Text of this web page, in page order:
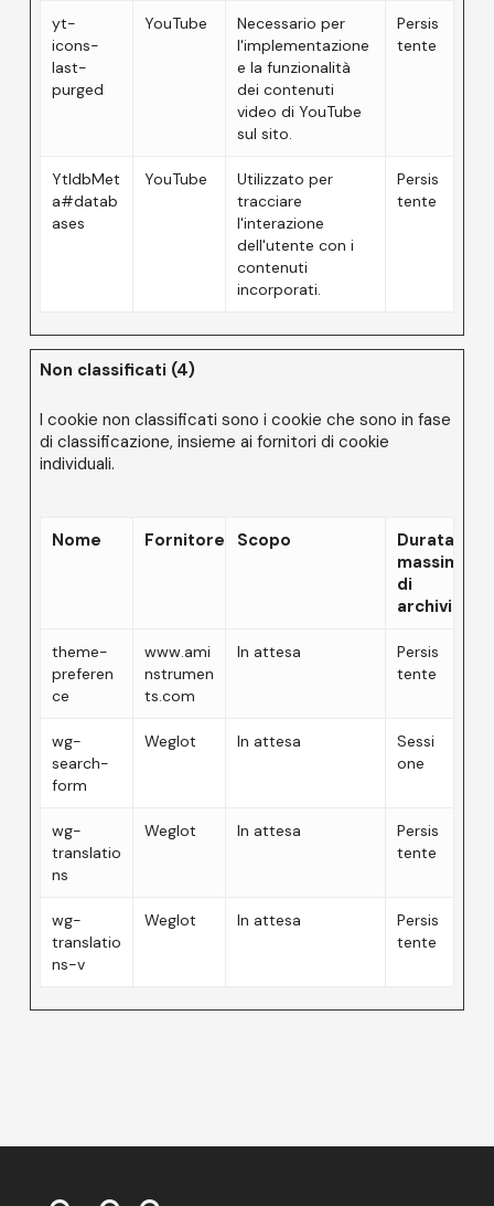
yt-
icons-
last-
purged
YouTube
Necessario per
l'implementazione
e la funzionalità
dei contenuti
video di YouTube
sul sito.
Persis
tente
YtIdbMet
a#datab
ases
YouTube
Utilizzato per
tracciare
l'interazione
dell'utente con i
contenuti
incorporati.
Persis
tente
Non classificati (4)
I cookie non classificati sono i cookie che sono in fase
di classificazione, insieme ai fornitori di cookie
individuali.
Nome Fornitore Scopo
Durata
massima
di
theme-
preferen
ce
www.ami
nstrumen
ts.com
In attesa
Persis
tente
wg-
search-
form
Weglot In attesa
Sessi
one
wg-
translatio
ns
Weglot In attesa
Persis
tente
wg-
translatio
ns-v
Weglot In attesa
Persis
tente